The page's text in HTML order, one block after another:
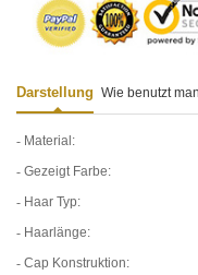
Darstellung Wie benutzt man
Material:
Gezeigt Farbe:
Haar Typ:
Haarlänge:
Cap Konstruktion: